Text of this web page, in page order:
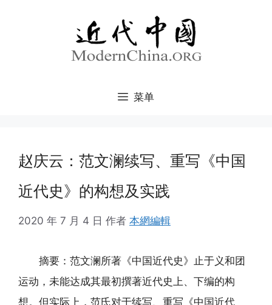
菜单
赵庆云：范文澜续写、重写《中国
近代史》的构想及实践
2020 年 7 月 4 日 作者 本網編輯
摘要：范文澜所著《中国近代史》止于义和团
运动，未能达成其最初撰著近代史上、下编的构
想。但实际上，范氏对于续写、重写《中国近代